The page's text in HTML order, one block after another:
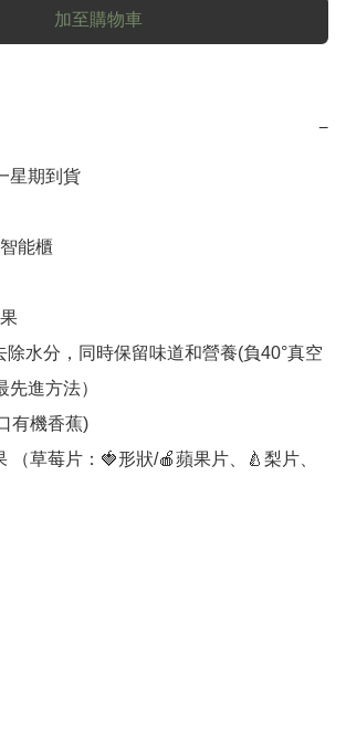
加至購物車
−
星期到貨
能櫃
除水分，同時保留味道和營養(負40°真空
進方法）
有機香蕉)
（草莓片：🍓形狀/🍎蘋果片、🍐梨片、